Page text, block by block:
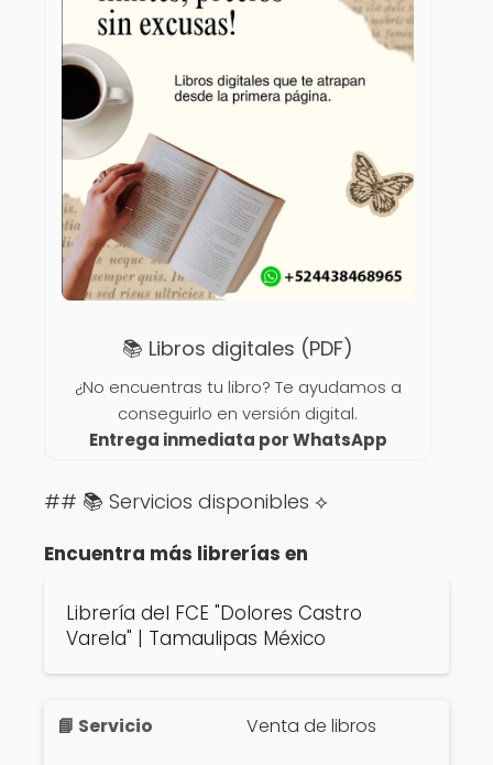
📚 Libros digitales (PDF)
¿No encuentras tu libro? Te ayudamos a
conseguirlo en versión digital.
Entrega inmediata por WhatsApp
## 📚 Servicios disponibles ⟡
Encuentra más librerías en
Librería del FCE "Dolores Castro
Varela" | Tamaulipas México
Venta de libros